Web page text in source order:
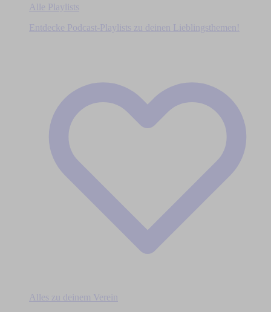
Alle Playlists
Entdecke Podcast-Playlists zu deinen Lieblingsthemen!
Alles zu deinem Verein